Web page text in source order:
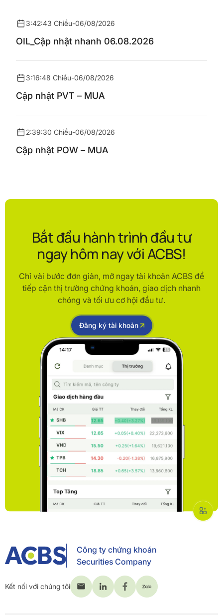
3:42:43 Chiều-06/08/2026
OIL_Cập nhật nhanh 06.08.2026
3:16:48 Chiều-06/08/2026
Cập nhật PVT – MUA
2:39:30 Chiều-06/08/2026
Cập nhật POW – MUA
Bắt đầu hành trình đầu tư
ngay hôm nay với ACBS!
Chỉ vài bước đơn giản, mở ngay tài khoản ACBS để
tiếp cận thị trường chứng khoán, giao dịch nhanh
chóng và tối ưu cơ hội đầu tư.
Đăng ký tài khoản
Công ty chứng khoán
Securities Company
Kết nối với chúng tôi